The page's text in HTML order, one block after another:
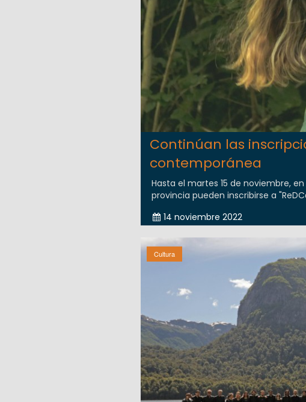
Continúan las
contemporánea
Hasta el martes 15 de noviembre,
provincia pueden inscribirse a
14 noviembre 2022
Cultura